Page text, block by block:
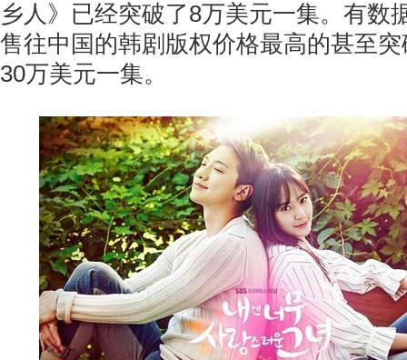
乡人》已经突破了8万美元一集。有数
售往中国的韩剧版权价格最高的甚至
30万美元一集。